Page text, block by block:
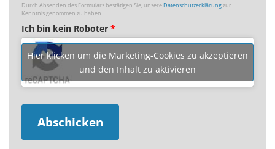
Durch Absenden des Formulars bestätigen Sie, unsereDatenschutzerklärungzur
Kenntnis genommen zu haben
Ich bin kein Roboter *
Hier klicken um die Marketing-Cookies zu akzeptieren
und den Inhalt zu aktivieren